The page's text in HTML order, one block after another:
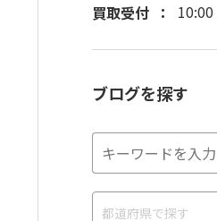
買取受付
ブログを探す